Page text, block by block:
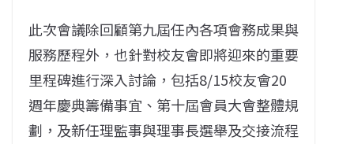
此次會議除回顧第九屆任內各項會務成果與
服務歷程外，也針對校友會即將迎來的重要
里程碑進行深入討論，包括8/15校友會20
週年慶典籌備事宜、第十屆會員大會整體規
劃，及新任理監事與理事長選舉及交接流程